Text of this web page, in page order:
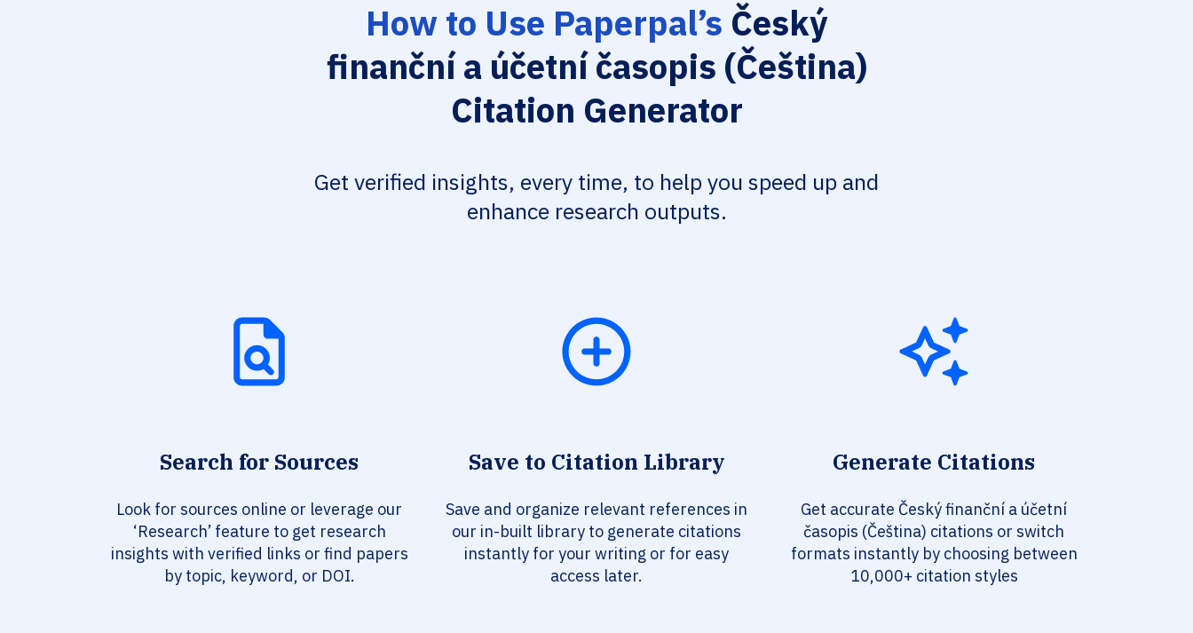
How to Use Paperpal’s Český
finanční a účetní časopis (Čeština)
Citation Generator
Get verified insights, every time, to help you speed up and
enhance research outputs.
Search for Sources
Look for sources online or leverage our
‘Research’ feature to get research
insights with verified links or find papers
by topic, keyword, or DOI.
Save to Citation Library
Save and organize relevant references in
our in-built library to generate citations
instantly for your writing or for easy
access later.
Generate Citations
Get accurate Český finanční a účetní
časopis (Čeština) citations or switch
formats instantly by choosing between
10,000+ citation styles